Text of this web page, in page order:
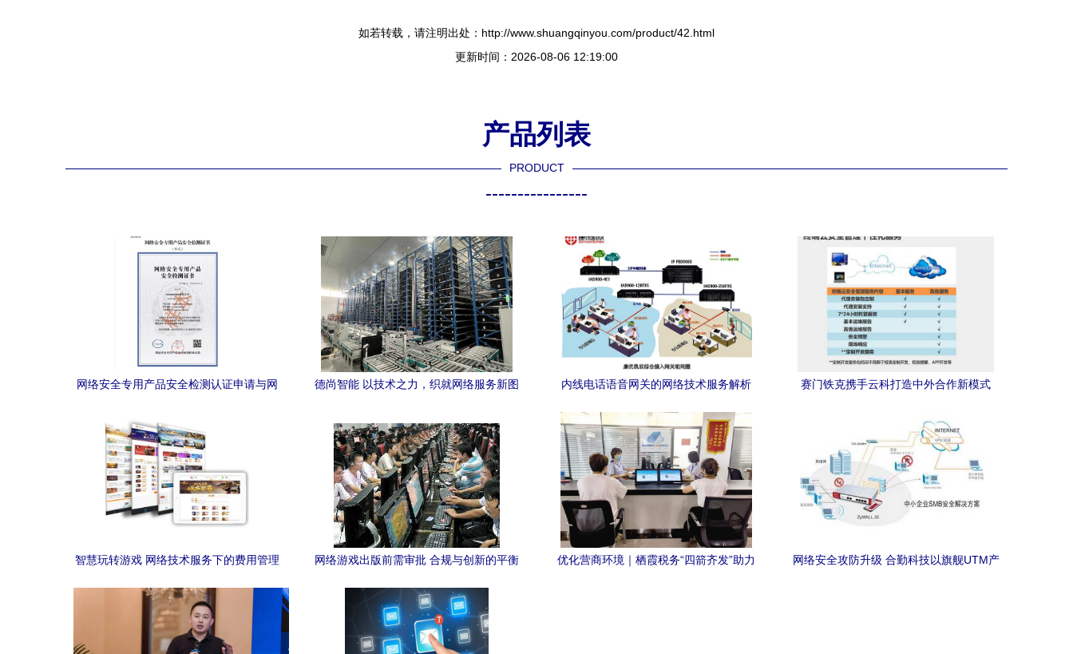
如若转载，请注明出处：http://www.shuangqinyou.com/product/42.html
更新时间：2026-08-06 12:19:00
产品列表
PRODUCT
----------------
网络安全专用产品安全检测认证申请与网
德尚智能 以技术之力，织就网络服务新图
内线电话语音网关的网络技术服务解析
赛门铁克携手云科打造中外合作新模式
智慧玩转游戏 网络技术服务下的费用管理
网络游戏出版前需审批 合规与创新的平衡
优化营商环境｜栖霞税务“四箭齐发”助力
网络安全攻防升级 合勤科技以旗舰UTM产